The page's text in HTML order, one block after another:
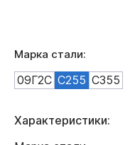
Марка стали:
09Г2С С255 С355
Характеристики: